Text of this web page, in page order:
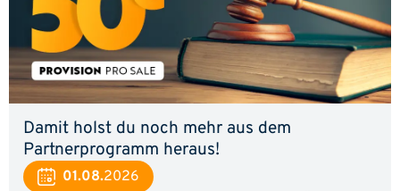
Damit holst du noch mehr aus dem
Partnerprogramm heraus!
01.08.2026